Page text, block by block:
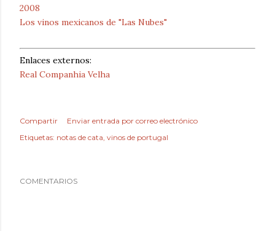
2008
Los vinos mexicanos de "Las Nubes"
Enlaces externos:
Real Companhia Velha
Compartir
Enviar entrada por correo electrónico
Etiquetas: notas de cata vinos de portugal
COMENTARIOS